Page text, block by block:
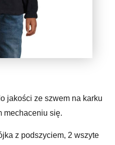
jakości ze szwem na karku
mechaceniu się.
z podszyciem, 2 wszyte